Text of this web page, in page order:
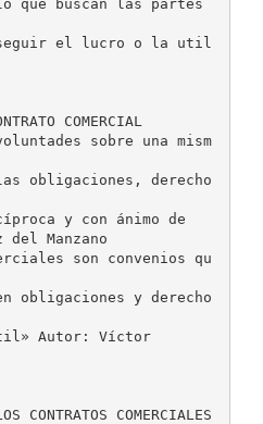
que buscan las partes
el lucro o la util
COMERCIAL
sobre una mism
obligaciones, derecho
y con ánimo de
Manzano
son convenios qu
obligaciones y derecho
Autor: Víctor
CONTRATOS COMERCIALES